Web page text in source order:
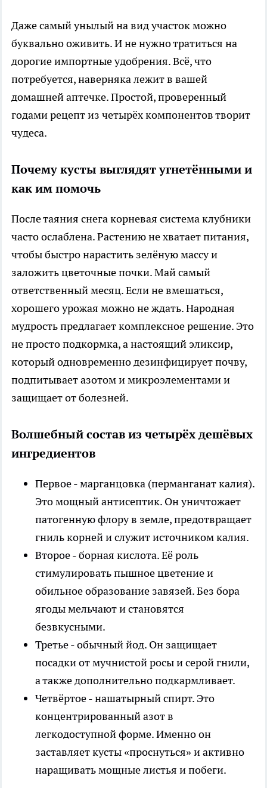
Даже самый унылый на вид участок можно
буквально оживить. И не нужно тратиться на
дорогие импортные удобрения. Всё, что
потребуется, наверняка лежит в вашей
домашней аптечке. Простой, проверенный
годами рецепт из четырёх компонентов творит
чудеса.
Почему кусты выглядят угнетёнными и
как им помочь
После таяния снега корневая система клубники
часто ослаблена. Растению не хватает питания,
чтобы быстро нарастить зелёную массу и
заложить цветочные почки. Май самый
ответственный месяц. Если не вмешаться,
хорошего урожая можно не ждать. Народная
мудрость предлагает комплексное решение. Это
не просто подкормка, а настоящий эликсир,
который одновременно дезинфицирует почву,
подпитывает азотом и микроэлементами и
защищает от болезней.
Волшебный состав из четырёх дешёвых
ингредиентов
Первое - марганцовка (перманганат калия).
Это мощный антисептик. Он уничтожает
патогенную флору в земле, предотвращает
гниль корней и служит источником калия.
Второе - борная кислота. Её роль
стимулировать пышное цветение и
обильное образование завязей. Без бора
ягоды мельчают и становятся
безвкусными.
Третье - обычный йод. Он защищает
посадки от мучнистой росы и серой гнили,
а также дополнительно подкармливает.
Четвёртое - нашатырный спирт. Это
концентрированный азот в
легкодоступной форме. Именно он
заставляет кусты «проснуться» и активно
наращивать мощные листья и побеги.